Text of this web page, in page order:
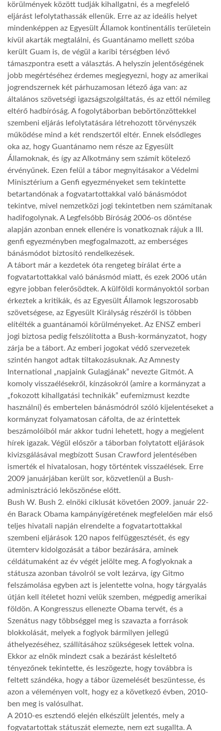
körülmények között tudják kihallgatni, és a megfelelő
eljárást lefolytathassák ellenük. Erre az az ideális helyet
mindenképpen az Egyesült Államok kontinentális területein
kívül akarták megtalálni, és Guantánamo mellett szóba
került Guam is, de végül a karibi térségben lévő
támaszpontra esett a választás. A helyszín jelentőségének
jobb megértéséhez érdemes megjegyezni, hogy az amerikai
jogrendszernek két párhuzamosan létező ága van: az
általános szövetségi igazságszolgáltatás, és az ettől némileg
eltérő hadbíróság. A fogolytáborban bebörtönzöttekkel
szembeni eljárás lefolytatására létrehozott törvényszék
működése mind a két rendszertől eltér. Ennek elsődleges
oka az, hogy Guantánamo nem része az Egyesült
Államoknak, és így az Alkotmány sem számít kötelező
érvényűnek. Ezen felül a tábor megnyitásakor a Védelmi
Minisztérium a Genfi egyezményeket sem tekintette
betartandónak a fogvatartottakkal való bánásmódot
tekintve, mivel nemzetközi jogi tekintetben nem számítanak
hadifogolynak. A Legfelsőbb Bíróság 2006-os döntése
alapján azonban ennek ellenére is vonatkoznak rájuk a III.
genfi egyezményben megfogalmazott, az emberséges
bánásmódot biztosító rendelkezések.
A tábort már a kezdetek óta rengeteg bírálat érte a
fogvatartottakkal való bánásmód miatt, és ezek 2006 után
egyre jobban felerősödtek. A külföldi kormányoktól sorban
érkeztek a kritikák, és az Egyesült Államok legszorosabb
szövetségese, az Egyesült Királyság részéről is többen
elítélték a guantánamói körülményeket. Az ENSZ emberi
jogi biztosa pedig felszólította a Bush-kormányzatot, hogy
zárja be a tábort. Az emberi jogokat védő szervezetek
szintén hangot adtak tiltakozásuknak. Az Amnesty
International „napjaink Gulagjának” nevezte Gitmót. A
komoly visszaélésekről, kínzásokról (amire a kormányzat a
„fokozott kihallgatási technikák” eufemizmust kezdte
használni) és embertelen bánásmódról szóló kijelentéseket a
kormányzat folyamatosan cáfolta, de az érintettek
beszámolóiból már akkor tudni lehetett, hogy a megjelent
hírek igazak. Végül először a táborban folytatott eljárások
kivizsgálásával megbízott Susan Crawford jelentésében
ismerték el hivatalosan, hogy történtek visszaélések. Erre
2009 januárjában került sor, közvetlenül a Bush-
adminisztráció leköszönése előtt.
Bush W. Bush 2. elnöki ciklusát követően 2009. január 22-
én Barack Obama kampányígéretének megfelelően már első
teljes hivatali napján elrendelte a fogvatartottakkal
szembeni eljárások 120 napos felfüggesztését, és egy
ütemterv kidolgozását a tábor bezárására, aminek
céldátumaként az év végét jelölte meg. A foglyoknak a
státusza azonban távolról se volt lezárva, így Gitmo
felszámolása egyben azt is jelentette volna, hogy tárgyalás
útján kell ítéletet hozni velük szemben, mégpedig amerikai
földön. A Kongresszus ellenezte Obama tervét, és a
Szenátus nagy többséggel meg is szavazta a források
blokkolását, melyek a foglyok bármilyen jellegű
áthelyezéséhez, szállításához szükségesek lettek volna.
Ekkor az elnök mindezt csak a bezárást késleltető
tényezőnek tekintette, és leszögezte, hogy továbbra is
feltett szándéka, hogy a tábor üzemelését beszüntesse, és
azon a véleményen volt, hogy ez a következő évben, 2010-
ben meg is valósulhat.
A 2010-es esztendő elején elkészült jelentés, mely a
fogvatartottak státuszát elemezte, nem ezt sugallta. A